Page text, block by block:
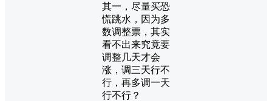
其一，尽量买恐
慌跳水，因为多
数调整票，其实
看不出来究竟要
调整几天才会
涨，调三天行不
行，再多调一天
行不行？